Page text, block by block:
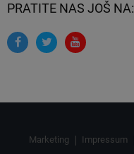
PRATITE NAS JOŠ NA:
Marketing Impressum